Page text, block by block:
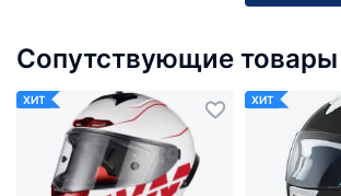
Сопутствующие товары
ХИТ ХИТ